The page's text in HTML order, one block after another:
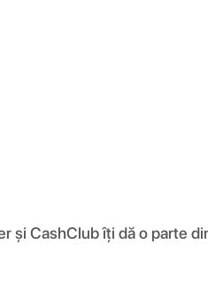
și CashClub îți dă o parte